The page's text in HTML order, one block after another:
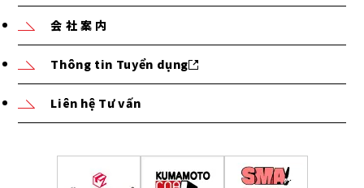
会 社 案 内
Thông tin Tuyển dụng
Liên hệ Tư vấn